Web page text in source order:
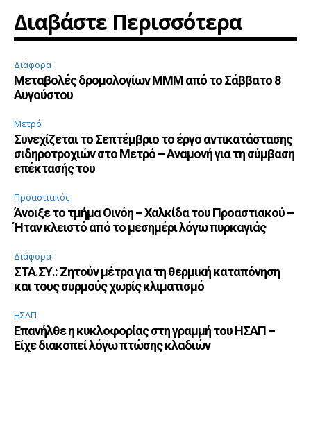
Διαβάστε Περισσότερα
Διάφορα
Μεταβολές δρομολογίων ΜΜΜ από το Σάββατο 8
Αυγούστου
Μετρό
Συνεχίζεται το Σεπτέμβριο το έργο αντικατάστασης
σιδηροτροχιών στο Μετρό – Αναμονή για τη σύμβαση
επέκτασής του
Προαστιακός
Άνοιξε το τμήμα Οινόη – Χαλκίδα του Προαστιακού –
Ήταν κλειστό από το μεσημέρι λόγω πυρκαγιάς
Διάφορα
ΣΤΑ.ΣΥ.: Ζητούν μέτρα για τη θερμική καταπόνηση
και τους συρμούς χωρίς κλιματισμό
ΗΣΑΠ
Επανήλθε η κυκλοφορίας στη γραμμή του ΗΣΑΠ –
Είχε διακοπεί λόγω πτώσης κλαδιών